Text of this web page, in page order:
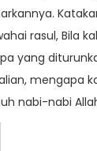
rasul, Bila
yang
mengapa
nabi-nabi